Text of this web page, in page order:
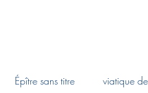
Épître sans titre viatique